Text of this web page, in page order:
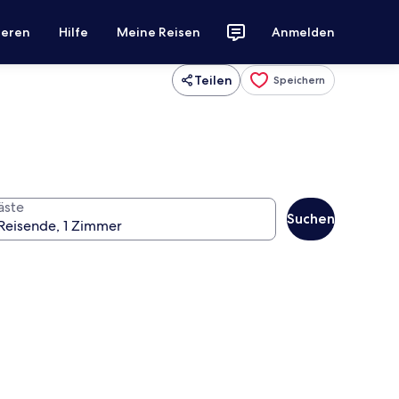
Hilfe Meine Reisen Anmelden
Teilen Speichern
Suchen